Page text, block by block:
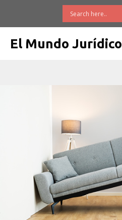
El Mundo Jurídico